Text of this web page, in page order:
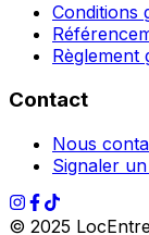
Conditions
Règlement
Contact
Nous
Signaler
© 2025